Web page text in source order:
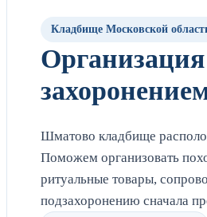
Кладбище Московской
Шматово кладбище
Поможем организовать
ритуальные товары,
подзахоронению сначала